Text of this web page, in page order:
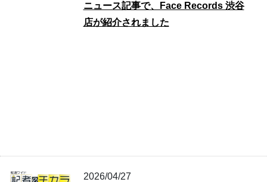
ニュース記事で、Face Records 渋谷
店が紹介されました
2026/04/27